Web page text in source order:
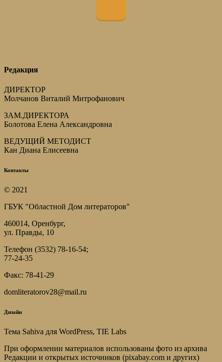
Редакция
ДИРЕКТОР
Молчанов Виталий Митрофанович
ЗАМ.ДИРЕКТОРА
Болотова Елена Александровна
ВЕДУЩИЙ МЕТОДИСТ
Кан Диана Елисеевна
Контакты
© 2021
ГБУК "Областной Дом литераторов"
460014, Оренбург,
ул. Правды, 10
Телефон (3532) 78-16-54;
77-24-35
Факс: 78-41-29
domliteratorov28@mail.ru
Дизайн
Тема Sahiva для WordPress, TIE Labs
При оформлении материалов использованы фото из архива
Редакции и открытых источников (pixabay.com и других)